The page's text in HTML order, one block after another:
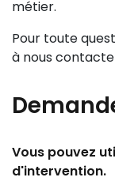
métier.
Pour toute
à nous
Vous pouvez
d'intervention.